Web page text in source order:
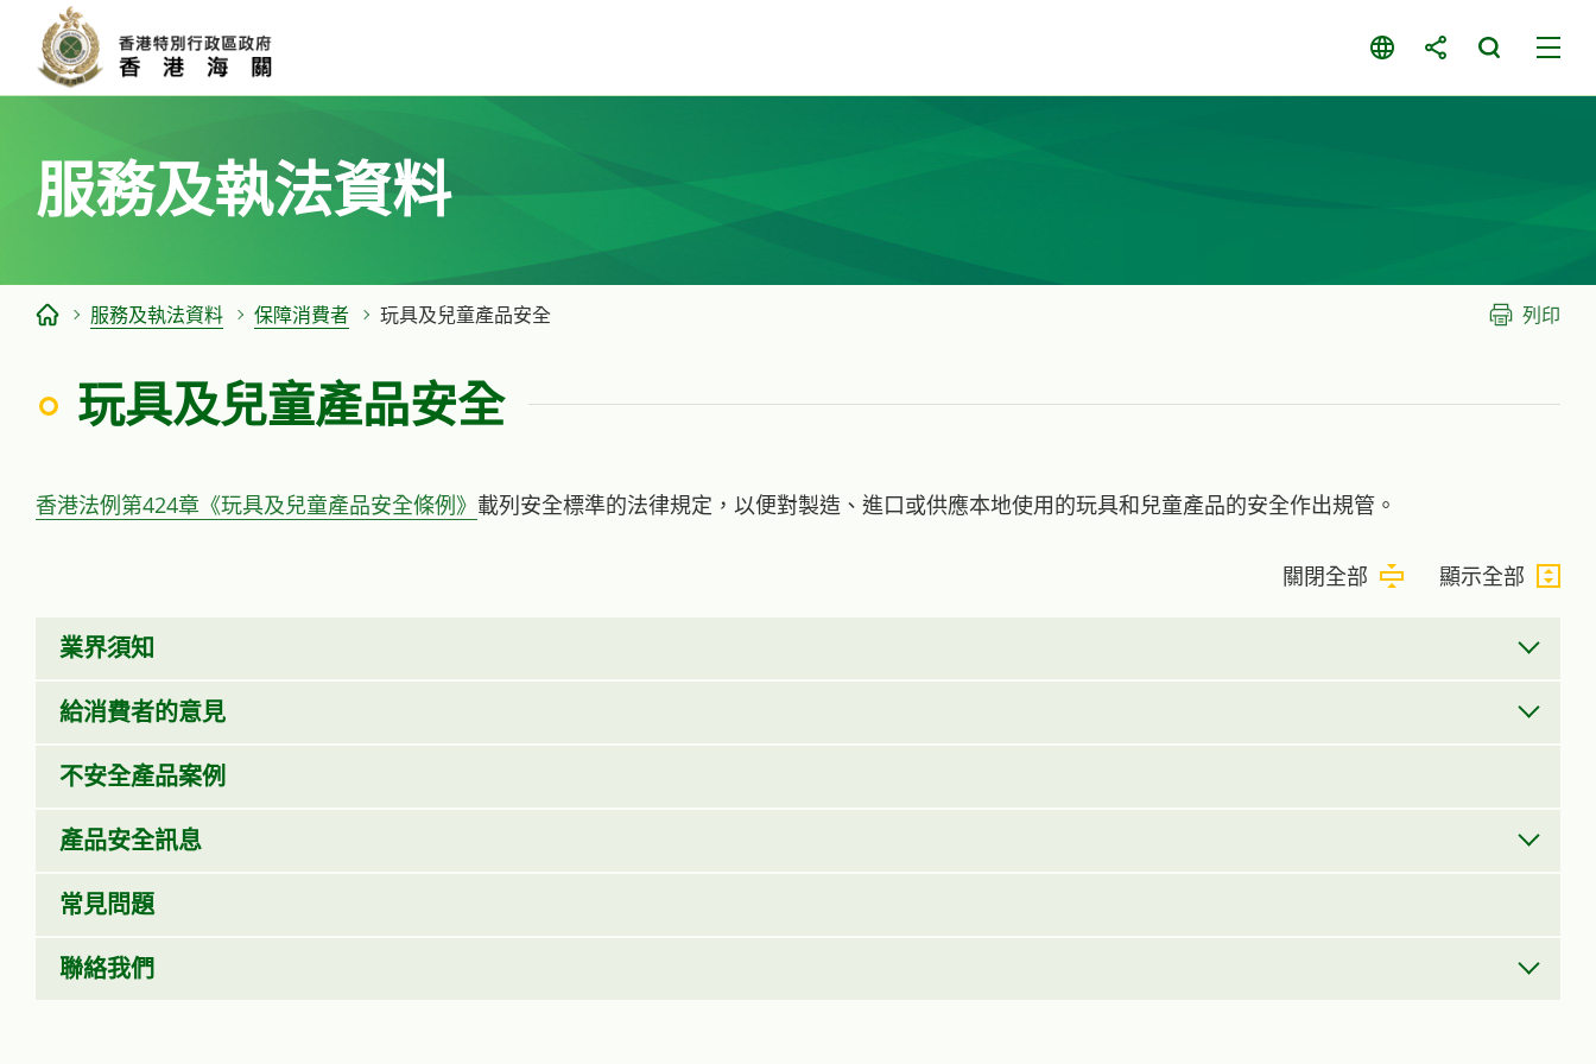
主
服務及執法資料
服務及執法資料 保障消費者 玩具及兒童產品安全 列印
玩具及兒童產品安全
香港法例第424章《玩具及兒童產品安全條例》 載列安全標準的法律規定，以便對製造、進口或供應本地使用的玩具和兒童產品的安全作出規管。
顯示全部
關閉全部
業界須知
給消費者的意見
不安全產品案例
產品安全訊息
常見問題
聯絡我們